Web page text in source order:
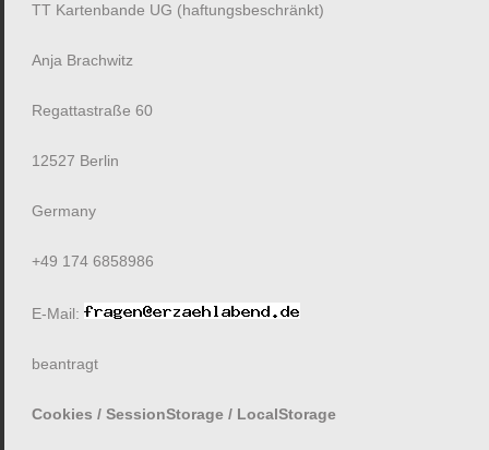
In den Studienanordnungen war es allen Teilnehmenden selbst
Anweisung nach mehr oder weniger Fragen nachkamen.
Probanden intuitiv auf Folge-Fragen zurückgriffen, um die
ermöglichte den Antwortenden, tiefer ins Detail zu gehen und
Die Antwortenden fühlten sich gehört und respektiert.
TT Kartenbande UG (haftungsbeschränkt)
Anja Brachwitz
Regattastraße 60
12527 Berlin
Germany
+49 174 6858986
E-Mail:
beantragt
Cookies / SessionStorage / LocalStorage